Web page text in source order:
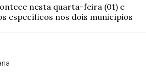
nesta quarta-feira (01) e
específicos nos dois municípios